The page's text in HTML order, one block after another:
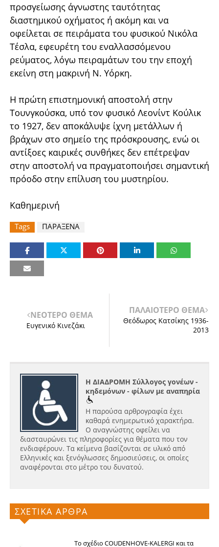
προσγείωσης άγνωστης ταυτότητας
διαστημικού οχήματος ή ακόμη και να
οφείλεται σε πειράματα του φυσικού Νικόλα
Τέσλα, εφευρέτη του εναλλασσόμενου
ρεύματος, λόγω πειραμάτων του την εποχή
εκείνη στη μακρινή Ν. Υόρκη.
Η πρώτη επιστημονική αποστολή στην
Τουνγκούσκα, υπό τον φυσικό Λεονίντ Κούλικ
το 1927, δεν αποκάλυψε ίχνη μετάλλων ή
βράχων στο σημείο της πρόσκρουσης, ενώ οι
αντίξοες καιρικές συνθήκες δεν επέτρεψαν
στην αποστολή να πραγματοποιήσει σημαντική
πρόοδο στην επίλυση του μυστηρίου.
Καθημερινή
Tags ΠΑΡΑΞΕΝΑ
ΝΕΟΤΕΡΟ ΘΕΜΑ
Ευγενικό Κινεζάκι
ΠΑΛΑΙΟΤΕΡΟ ΘΕΜΑ
Θεόδωρος Κατσίκης 1936-
2013
Η ΔΙΑΔΡΟΜΗ Σύλλογος γονέων -
κηδεμόνων - φίλων με αναπηρία
Η παρούσα αρθρογραφία έχει
καθαρά ενημερωτικό χαρακτήρα.
Ο αναγνώστης οφείλει να
διασταυρώνει τις πληροφορίες για θέματα που τον
ενδιαφέρουν. Τα κείμενα βασίζονται σε υλικό από
Ελληνικές και ξενόγλωσσες δημοσιεύσεις, οι οποίες
αναφέρονται στο μέτρο του δυνατού.
ΣΧΕΤΙΚΑ ΑΡΘΡΑ
Το σχέδιο COUDENHOVE-KALERGI και τα